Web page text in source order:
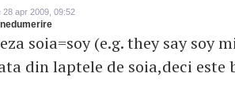
28 apr 2009, 09:52
soia=soy (e.g. they say soy
din laptele de soia,deci